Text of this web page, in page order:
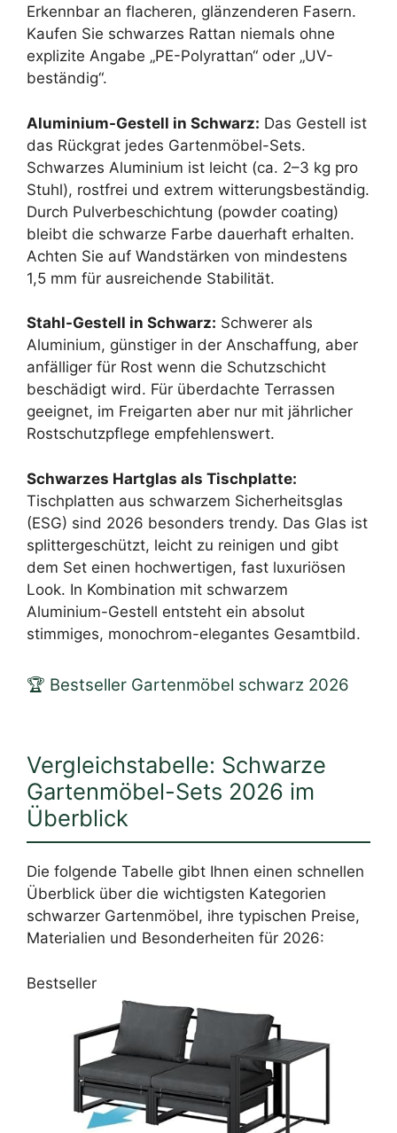
Erkennbar an flacheren, glänzenderen Fasern.
Kaufen Sie schwarzes Rattan niemals ohne
explizite Angabe „PE-Polyrattan“ oder „UV-
beständig“.
Aluminium-Gestell in Schwarz: Das Gestell ist
das Rückgrat jedes Gartenmöbel-Sets.
Schwarzes Aluminium ist leicht (ca. 2–3 kg pro
Stuhl), rostfrei und extrem witterungsbeständig.
Durch Pulverbeschichtung (powder coating)
bleibt die schwarze Farbe dauerhaft erhalten.
Achten Sie auf Wandstärken von mindestens
1,5 mm für ausreichende Stabilität.
Stahl-Gestell in Schwarz: Schwerer als
Aluminium, günstiger in der Anschaffung, aber
anfälliger für Rost wenn die Schutzschicht
beschädigt wird. Für überdachte Terrassen
geeignet, im Freigarten aber nur mit jährlicher
Rostschutzpflege empfehlenswert.
Schwarzes Hartglas als Tischplatte:
Tischplatten aus schwarzem Sicherheitsglas
(ESG) sind 2026 besonders trendy. Das Glas ist
splittergeschützt, leicht zu reinigen und gibt
dem Set einen hochwertigen, fast luxuriösen
Look. In Kombination mit schwarzem
Aluminium-Gestell entsteht ein absolut
stimmiges, monochrom-elegantes Gesamtbild.
🏆 Bestseller Gartenmöbel schwarz 2026
Vergleichstabelle: Schwarze
Gartenmöbel-Sets 2026 im
Überblick
Die folgende Tabelle gibt Ihnen einen schnellen
Überblick über die wichtigsten Kategorien
schwarzer Gartenmöbel, ihre typischen Preise,
Materialien und Besonderheiten für 2026:
Bestseller